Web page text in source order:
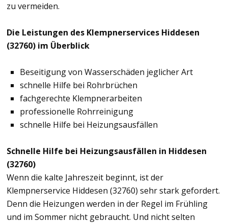
zu vermeiden.
Die Leistungen des Klempnerservices Hiddesen
(32760) im Überblick
Beseitigung von Wasserschäden jeglicher Art
schnelle Hilfe bei Rohrbrüchen
fachgerechte Klempnerarbeiten
professionelle Rohrreinigung
schnelle Hilfe bei Heizungsausfällen
Schnelle Hilfe bei Heizungsausfällen in Hiddesen
(32760)
Wenn die kalte Jahreszeit beginnt, ist der
Klempnerservice Hiddesen (32760) sehr stark gefordert.
Denn die Heizungen werden in der Regel im Frühling
und im Sommer nicht gebraucht. Und nicht selten